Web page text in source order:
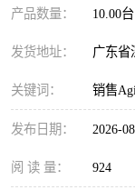
产品数量： 10.00台
发货地址： 广东省
关键词： 销售
发布日期： 2026-
阅 读 量： 924